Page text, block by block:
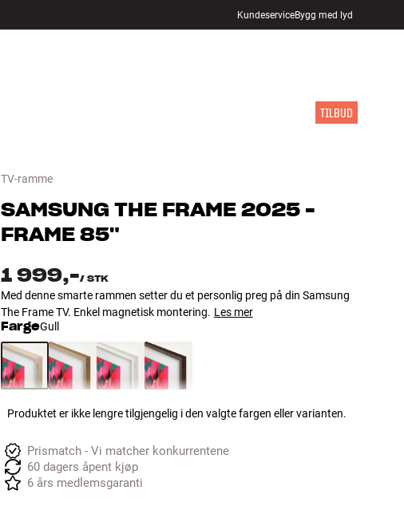
KundeserviceBygg med lyd
TILBUD
TV-ramme
SAMSUNG THE FRAME 2025 -
FRAME 85"
1 999,-/ STK
Med denne smarte rammen setter du et personlig preg på din Samsung
The Frame TV. Enkel magnetisk montering. Les mer
FargeGull
Produktet er ikke lengre tilgjengelig i den valgte fargen eller varianten.
Prismatch - Vi matcher konkurrentene
60 dagers åpent kjøp
6 års medlemsgaranti